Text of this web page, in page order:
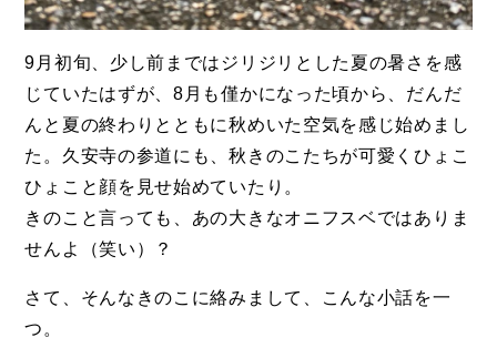
9月初旬、少し前まではジリジリとした夏の暑さを感
じていたはずが、8月も僅かになった頃から、だんだ
んと夏の終わりとともに秋めいた空気を感じ始めまし
た。久安寺の参道にも、秋きのこたちが可愛くひょこ
ひょこと顔を見せ始めていたり。
きのこと言っても、あの大きなオニフスベではありま
せんよ（笑い）？
さて、そんなきのこに絡みまして、こんな小話を一
つ。